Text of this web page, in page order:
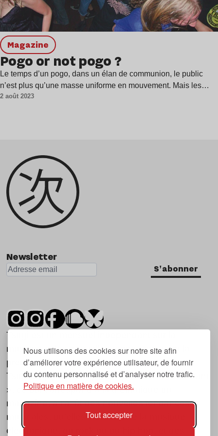
Nous utilisons des cookies sur notre site afin
d’améliorer votre expérience utilisateur, de fournir
du contenu personnalisé et d’analyser notre trafic.
Politique en matière de cookies.
Tout accepter
magazine
Pogo or not pogo ?
Le temps d’un pogo, dans un élan de communion, le public
n’est plus qu’une masse uniforme en mouvement. Mais les…
2 août 2023
Newsletter
S'abonner
Tsugi est un mensuel indépendant sur la
musique et les nouvelles tendances, dont la
première parution date de 2007.
Tsugi en japonais signifie « prochain », « suivant
», ce qui correspond à la thématique du
magazine, à l’affût des nouvelles tendances
musicales, qu’elles viennent de la musique
électronique, du rock ou du hip hop, et des